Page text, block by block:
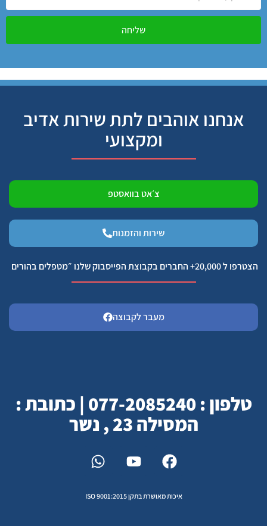
שליחה
אנחנו אוהבים לתת שירות אדיב
ומקצועי
צ׳אט בוואסטפ
שירות והזמנות
הצטרפו ל 20,000+ החברים בקבוצת הפייסבוק שלנו ״מטפלים בהורים
מעבר לקבוצה
טלפון : 077-2085240 | כתובת :
המסילה 23 , נשר
איכות מאושרת בתקן ISO 9001:2015